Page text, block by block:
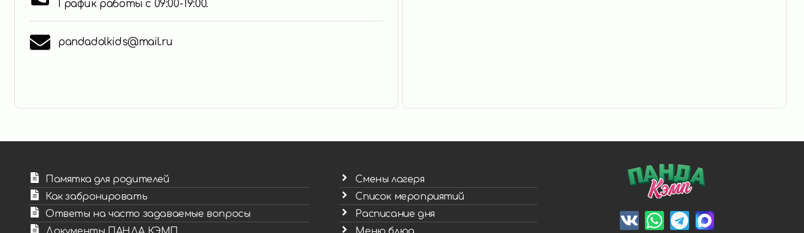
График работы с 09:00-19:00.
pandadolkids@mail.ru
Памятка для родителей
Как забронировать
Ответы на часто задаваемые вопросы
Смены лагеря
Список мероприятий
Расписание дня